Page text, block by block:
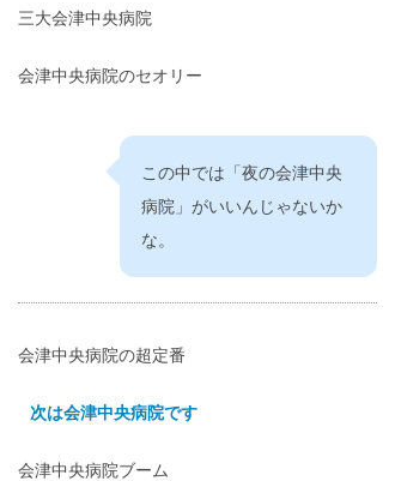
三大会津中央病院
会津中央病院のセオリー
この中では「夜の会津中央
病院」がいいんじゃないか
な。
会津中央病院の超定番
次は会津中央病院です
会津中央病院ブーム